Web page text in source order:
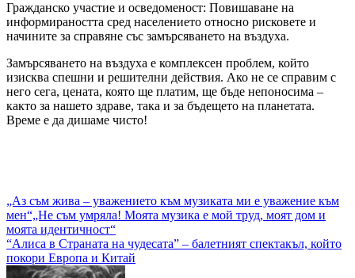
Гражданско участие и осведоменост: Повишаване на
информираността сред населението относно рисковете и
начините за справяне със замърсяването на въздуха.
Замърсяването на въздуха е комплексен проблем, който
изисква спешни и решителни действия. Ако не се справим с
него сега, цената, която ще платим, ще бъде непоносима –
както за нашето здраве, така и за бъдещето на планетата.
Време е да дишаме чисто!
Навигация
„Аз съм жива – уважението към музиката ми е уважение към
мен“„Не съм умряла! Моята музика е мой труд, моят дом и
моята идентичност“
“Алиса в Страната на чудесата” – балетният спектакъл, който
покори Европа и Китай